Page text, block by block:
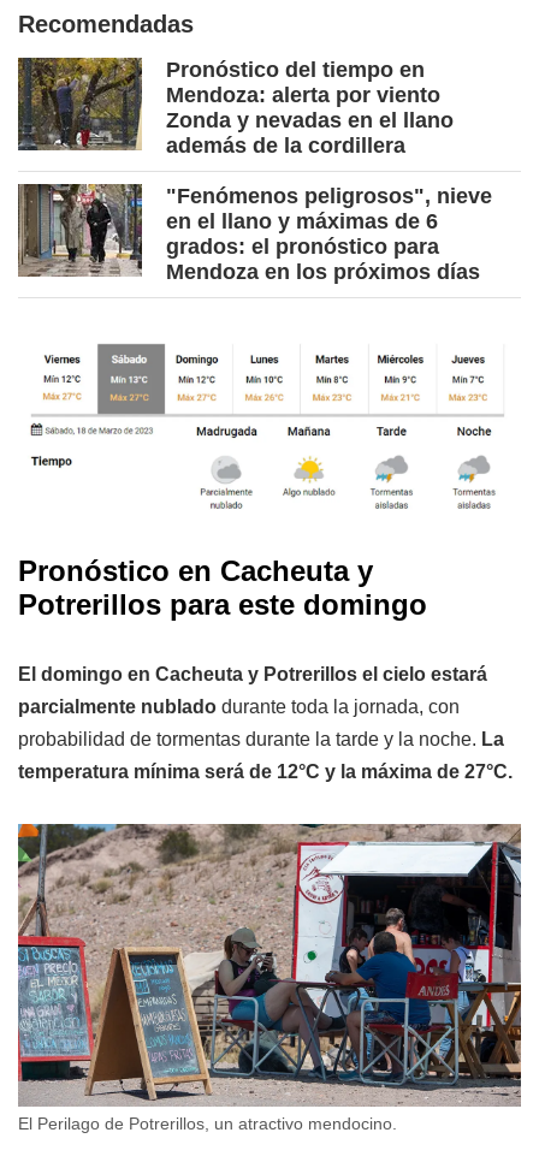
Recomendadas
Pronóstico del tiempo en
Mendoza: alerta por viento
Zonda y nevadas en el llano
además de la cordillera
"Fenómenos peligrosos", nieve
en el llano y máximas de 6
grados: el pronóstico para
Mendoza en los próximos días
Pronóstico en Cacheuta y
Potrerillos para este domingo
El domingo en Cacheuta y Potrerillos el cielo estará
parcialmente nublado durante toda la jornada, con
probabilidad de tormentas durante la tarde y la noche. La
temperatura mínima será de 12°C y la máxima de 27°C.
El Perilago de Potrerillos, un atractivo mendocino.